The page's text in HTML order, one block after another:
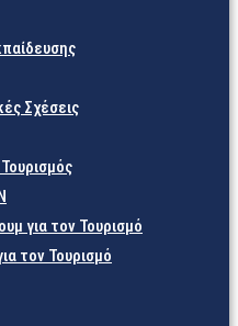
Σχέσεις
για τον Τουρισμό
τον Τουρισμό